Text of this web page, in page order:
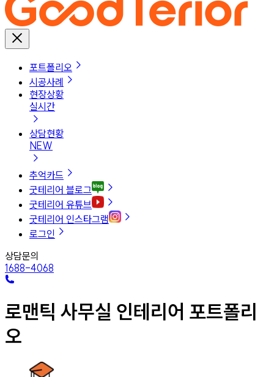
포트폴리오
시공사례
현장상황
실시간
상담현황
NEW
추억카드
굿테리어 블로그
굿테리어 유튜브
굿테리어 인스타그램
로그인
상담문의
1688-4068
로맨틱 사무실 인테리어 포트폴리
오